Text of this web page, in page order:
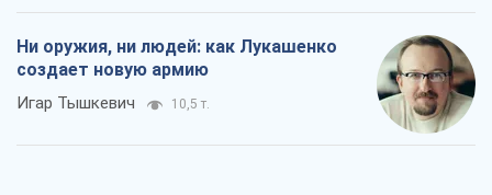
Ни оружия, ни людей: как Лукашенко
создает новую армию
Игар Тышкевич 10,5 т.